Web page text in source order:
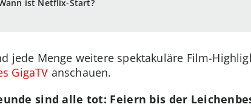
ist Netflix-Start?
jede Menge weitere spektakuläre Film-
GigaTV anschauen.
sind alle tot: Feiern bis der